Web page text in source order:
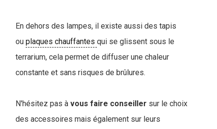
En dehors des lampes, il existe aussi des tapis
ou plaques chauffantes qui se glissent sous le
terrarium, cela permet de diffuser une chaleur
constante et sans risques de brûlures.
N'hésitez pas à vous faire conseiller sur le choix
des accessoires mais également sur leurs